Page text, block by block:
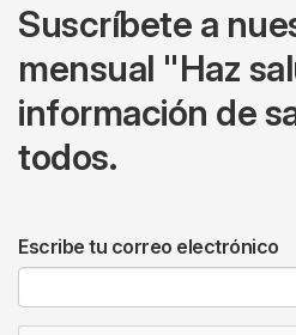
Suscríbete a
mensual "Haz
información de
todos.
Escribe tu correo electrónico